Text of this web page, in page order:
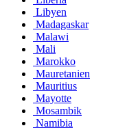
Libyen
Madagaskar
Malawi
Mali
Marokko
Mauretanien
Mauritius
Mayotte
Mosambik
Namibia